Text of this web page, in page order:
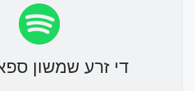
די זרע שמשון